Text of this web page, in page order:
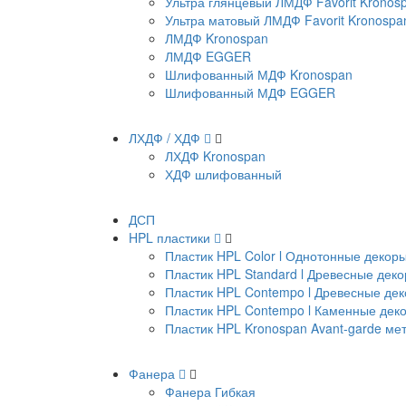
Ультра матовый ЛМДФ Favorit
ЛМДФ Kronospan
ЛМДФ EGGER
Шлифованный МДФ Kronospan
Шлифованный МДФ EGGER
ЛХДФ / ХДФ
ЛХДФ Kronospan
ХДФ шлифованный
ДСП
HPL пластики
Пластик HPL Color l Однотонные декоры
Пластик HPL Standard l Древесные
Пластик HPL Contempo l Древесные
Пластик HPL Contempo l Каменные
Пластик HPL Kronospan Avant-garde
Фанера
Фанера Гибкая